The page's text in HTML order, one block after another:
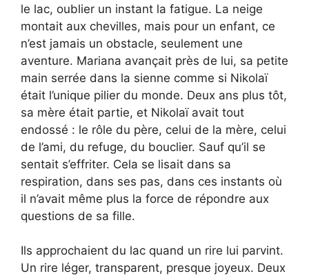
le lac, oublier un instant la fatigue. La neige
montait aux chevilles, mais pour un enfant, ce
n’est jamais un obstacle, seulement une
aventure. Mariana avançait près de lui, sa petite
main serrée dans la sienne comme si Nikolaï
était l’unique pilier du monde. Deux ans plus tôt,
sa mère était partie, et Nikolaï avait tout
endossé : le rôle du père, celui de la mère, celui
de l’ami, du refuge, du bouclier. Sauf qu’il se
sentait s’effriter. Cela se lisait dans sa
respiration, dans ses pas, dans ces instants où
il n’avait même plus la force de répondre aux
questions de sa fille.
Ils approchaient du lac quand un rire lui parvint.
Un rire léger, transparent, presque joyeux. Deux